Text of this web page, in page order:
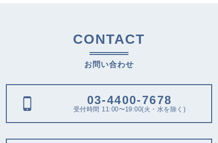
CONTACT
お問い合わせ
03-4400-7678
受付時間 11:00〜19:00(火・水を除く)